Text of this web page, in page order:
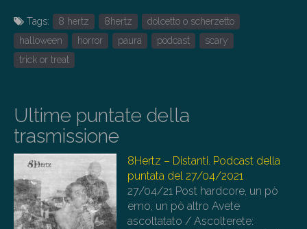
Tags: 8 hertz 8hertz
dolcetto o scherzetto
halloween
horror paura podcast
scary
trick or treat
Ultime puntate della
trasmissione
8Hertz – Distanti. Podcast della
puntata del 27/04/2021
27/04/21 Post hardcore, un pò
emo, un pò altro Avete
ascoltatato / Ascolterete: